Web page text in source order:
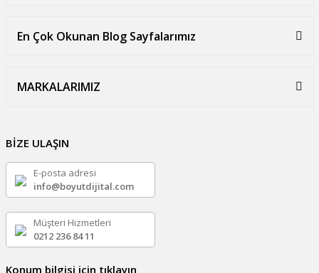
En Çok Okunan Blog Sayfalarımız
MARKALARIMIZ
BİZE ULAŞIN
E-posta adresi
info@boyutdijital.com
Müşteri Hizmetleri
0212 236 84 11
Konum bilgisi için tıklayın